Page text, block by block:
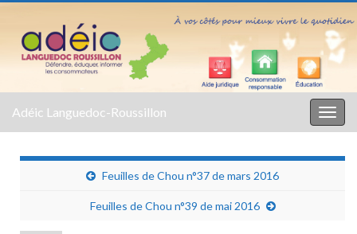
Adéic Languedoc-Roussillon
Feuilles de Chou n°37 de mars 2016
Feuilles de Chou n°39 de mai 2016